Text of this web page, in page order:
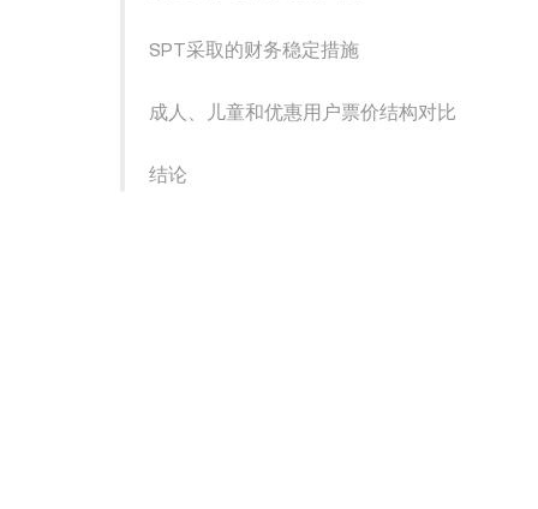
SPT采取的财务稳定措施
成人、儿童和优惠用户票价结构对比
结论